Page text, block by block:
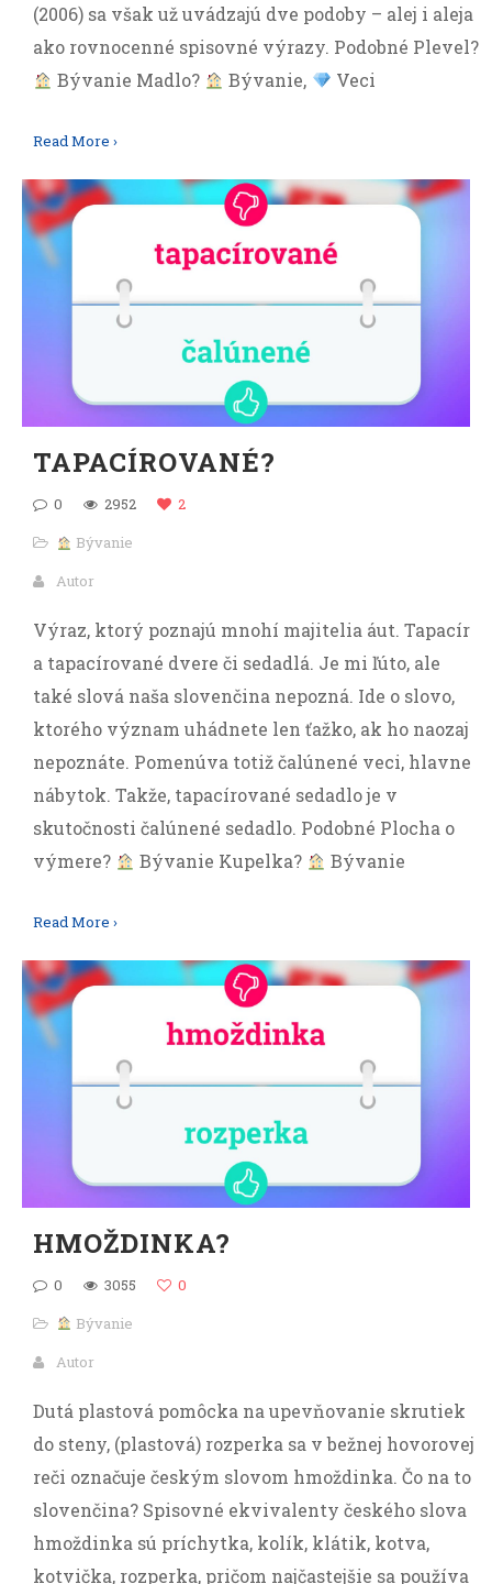
(2006) sa však už uvádzajú dve podoby – alej i aleja
ako rovnocenné spisovné výrazy. Podobné Plevel?
Bývanie Madlo?
Bývanie, Veci
Read More ›
TAPACÍROVANÉ?
0 2952
2
Bývanie
Autor
Výraz, ktorý poznajú mnohí majitelia áut. Tapacír
a tapacírované dvere či sedadlá. Je mi ľúto, ale
také slová naša slovenčina nepozná. Ide o slovo,
ktorého význam uhádnete len ťažko, ak ho naozaj
nepoznáte. Pomenúva totiž čalúnené veci, hlavne
nábytok. Takže, tapacírované sedadlo je v
skutočnosti čalúnené sedadlo. Podobné Plocha o
výmere?
Bývanie Kupelka? Bývanie
Read More ›
HMOŽDINKA?
0 3055
0
Bývanie
Autor
Dutá plastová pomôcka na upevňovanie skrutiek
do steny, (plastová) rozperka sa v bežnej hovorovej
reči označuje českým slovom hmoždinka. Čo na to
slovenčina? Spisovné ekvivalenty českého slova
hmoždinka sú príchytka, kolík, klátik, kotva,
kotvička, rozperka, pričom najčastejšie sa používa